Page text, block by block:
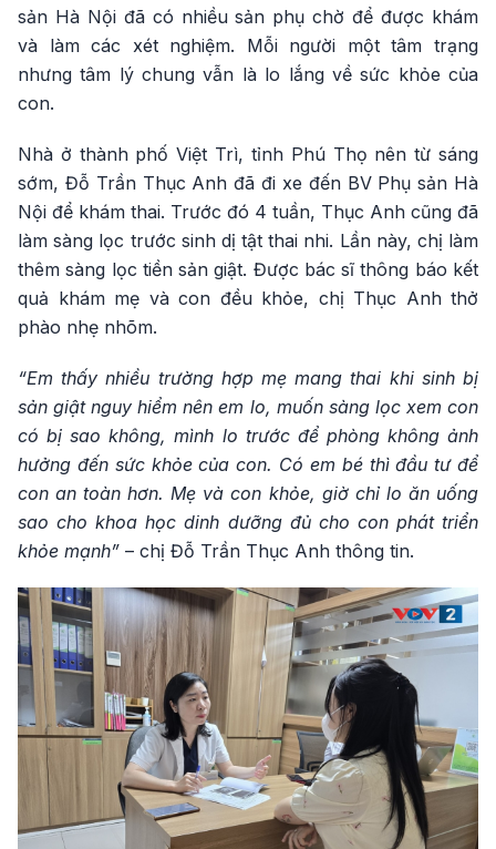
sản Hà Nội đã có nhiều sản phụ chờ để được khám
và làm các xét nghiệm. Mỗi người một tâm trạng
nhưng tâm lý chung vẫn là lo lắng về sức khỏe của
con.
Nhà ở thành phố Việt Trì, tỉnh Phú Thọ nên từ sáng
sớm, Đỗ Trần Thục Anh đã đi xe đến BV Phụ sản Hà
Nội để khám thai. Trước đó 4 tuần, Thục Anh cũng đã
làm sàng lọc trước sinh dị tật thai nhi. Lần này, chị làm
thêm sàng lọc tiền sản giật. Được bác sĩ thông báo kết
quả khám mẹ và con đều khỏe, chị Thục Anh thở
phào nhẹ nhõm.
“Em thấy nhiều trường hợp mẹ mang thai khi sinh bị
sản giật nguy hiểm nên em lo, muốn sàng lọc xem con
có bị sao không, mình lo trước để phòng không ảnh
hưởng đến sức khỏe của con. Có em bé thì đầu tư để
con an toàn hơn. Mẹ và con khỏe, giờ chỉ lo ăn uống
sao cho khoa học dinh dưỡng đủ cho con phát triển
khỏe mạnh” – chị Đỗ Trần Thục Anh thông tin.